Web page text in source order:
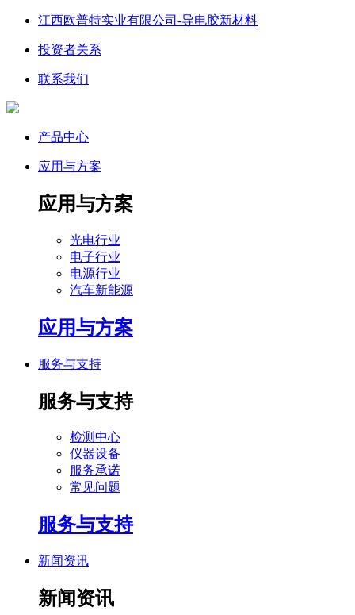
江西欧普特实业有限公司-导电胶新材料
投资者关系
联系我们
产品中心
应用与方案
应用与方案
光电行业
电子行业
电源行业
汽车新能源
应用与方案
服务与支持
服务与支持
检测中心
仪器设备
服务承诺
常见问题
服务与支持
新闻资讯
新闻资讯